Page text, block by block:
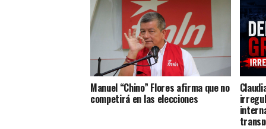
Manuel “Chino” Flores afirma que no
competirá en las elecciones